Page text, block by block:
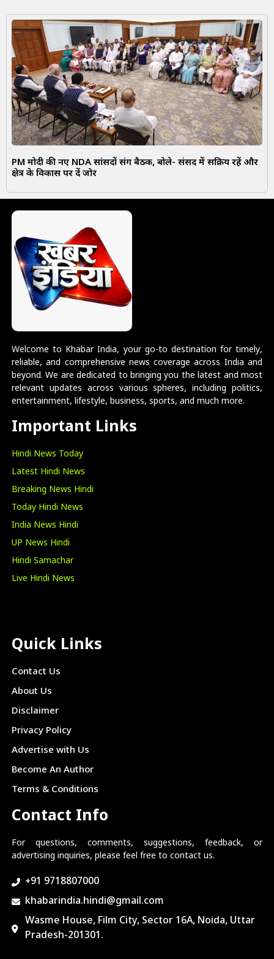
PM मोदी की नए NDA सांसदों संग बैठक, बोले- संसद में सक्रिय रहें और
क्षेत्र के विकास पर दें जोर
Welcome to Khabar India, your go-to destination for timely,
reliable, and comprehensive news coverage across India and
beyond. We are dedicated to bringing you the latest and most
relevant updates across various spheres, including politics,
entertainment, lifestyle, business, sports, and much more.
Important Links
Hindi News Today
Latest Hindi News
Breaking News Hindi
Today Hindi News
India News Hindi
UP News Hindi
Hindi Samachar
Live Hindi News
Quick Links
Contact Us
About Us
Disclaimer
Privacy Policy
Advertise with Us
Become An Author
Terms & Conditions
Contact Info
For questions, comments, suggestions, feedback, or
advertising inquiries, please feel free to contact us.
+91 9718807000
khabarindia.hindi@gmail.com
Wasme House, Film City, Sector 16A, Noida, Uttar
Pradesh-201301.